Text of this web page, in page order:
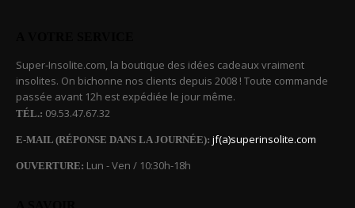
Super-Insolite.com, la boutique des idées cadeaux vraiment
insolites. On bichonne nos clients depuis 2008 ! Toute commande
passée avant 12h est expédiée le jour même.
TÉL.: 09.53.47.67.32
E-MAIL (RÉPONSE DANS LA JOURNÉE): jf(a)superinsolite.com
OUVERTURE: Lun - Ven / 10:30h-18h